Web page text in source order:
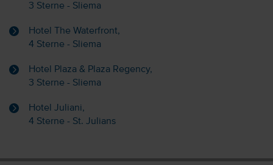
3 Sterne - Sliema
Hotel The Waterfront,
4 Sterne - Sliema
Hotel Plaza & Plaza Regency,
3 Sterne - Sliema
Hotel Juliani,
4 Sterne - St. Julians